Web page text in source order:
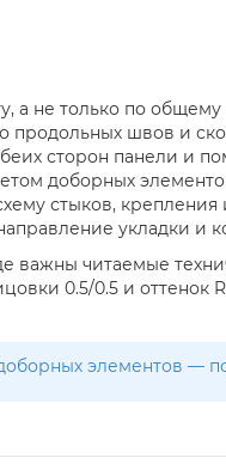
а не только по
швов и
сторон панели и
доборных
стыков,
укладки и
важны читаемые
0.5/0.5 и оттенок
элементов —